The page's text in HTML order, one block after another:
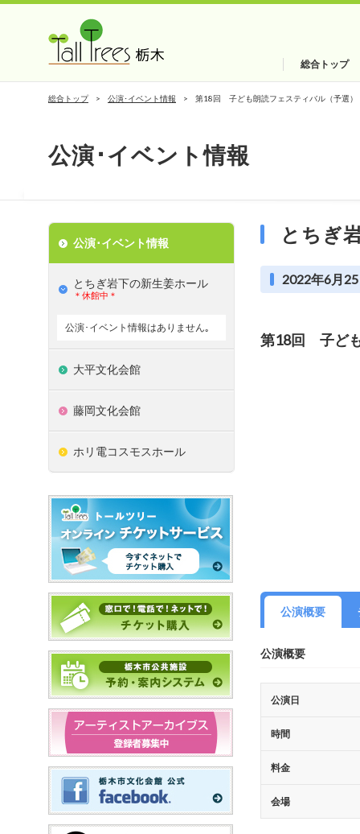
総合トップ
総合トップ 公演･イベント情報 第18回 子ども朗読フェスティバル（予選）
公演･イベント情報
とちぎ
2022年6月
第18回 子ど
公演概要
公演概要
公演日
時間
料金
会場
公演･イベント情報
とちぎ岩下の新⽣姜ホール
＊休館中＊
公演･イベント情報はありません｡
大平文化会館
藤岡文化会館
ホリ電コスモスホール